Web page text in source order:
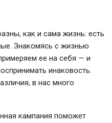
как и сама жизнь: есть
Знакомясь с жизнью
ее на себя — и
инаковость.
в нас много
кампания поможет